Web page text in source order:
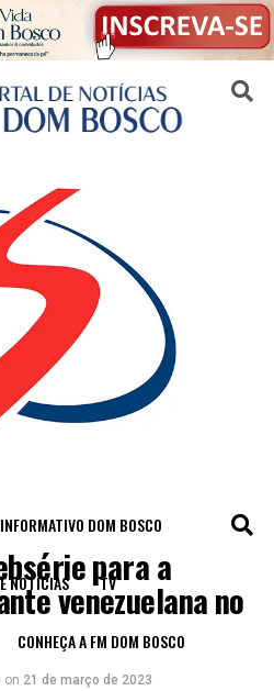
INFORMATIVO DOM BOSCO
NOTÍCIAS TV
CONHEÇA A FM DOM BOSCO
para a
venezuelana no
on 21 de março de 2023
mobile